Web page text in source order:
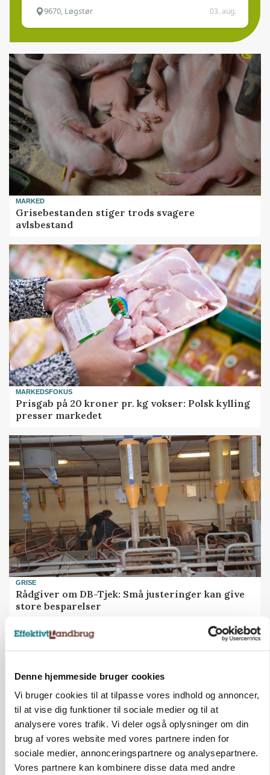
Denne hjemmeside bruger cookies
Vi bruger cookies til at tilpasse vores indhold og annoncer,
til at vise dig funktioner til sociale medier og til at
analysere vores trafik. Vi deler også oplysninger om din
brug af vores website med vores partnere inden for
sociale medier, annonceringspartnere og analysepartnere.
Vores partnere kan kombinere disse data med andre
9670, Løgstør 03. aug.
MARKED
Grisebestanden stiger trods svagere
avlsbestand
MARKEDSFOKUS
Prisgab på 20 kroner pr. kg vokser: Polsk kylling
presser markedet
GRISE
Rådgiver om DB-Tjek: Små justeringer kan give
store besparelser
Loading...